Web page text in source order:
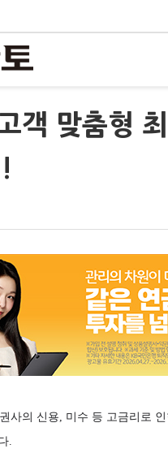
객 맞춤형
사의 신용, 미수 등 고금리로
.